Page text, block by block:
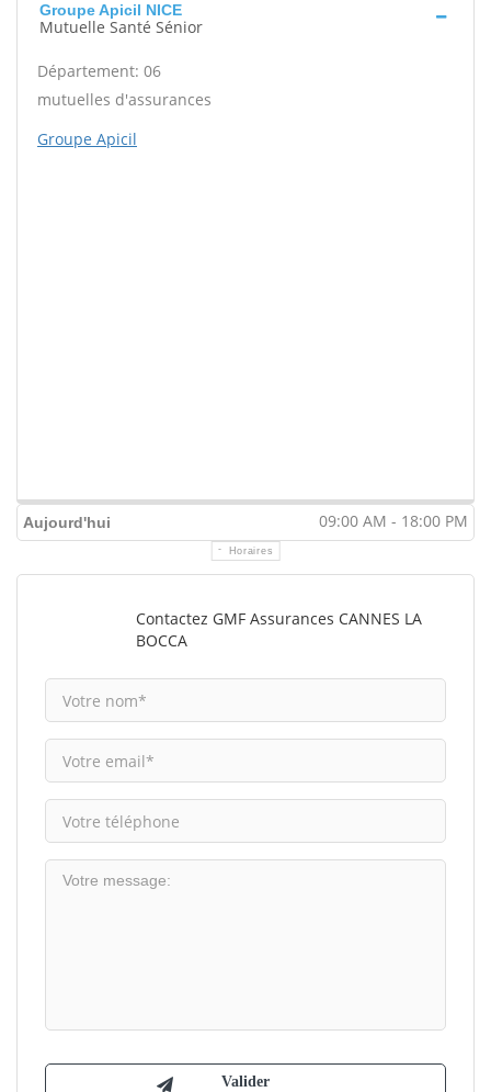
Groupe Apicil NICE
Mutuelle Santé Sénior
Département: 06
mutuelles d'assurances
Groupe Apicil
Aujourd'hui 09:00 AM - 18:00 PM
Horaires
Contactez GMF Assurances CANNES LA
BOCCA